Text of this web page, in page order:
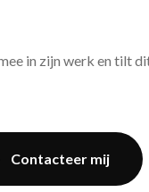
in zijn werk en tilt
Contacteer mij